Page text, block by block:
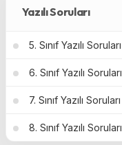
Yazılı Soruları
5. Sınıf Yazılı Soruları
6. Sınıf Yazılı Soruları
7. Sınıf Yazılı Soruları
8. Sınıf Yazılı Soruları